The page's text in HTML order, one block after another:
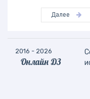
Далее
2016 - 2026
Онлайн ДЗ